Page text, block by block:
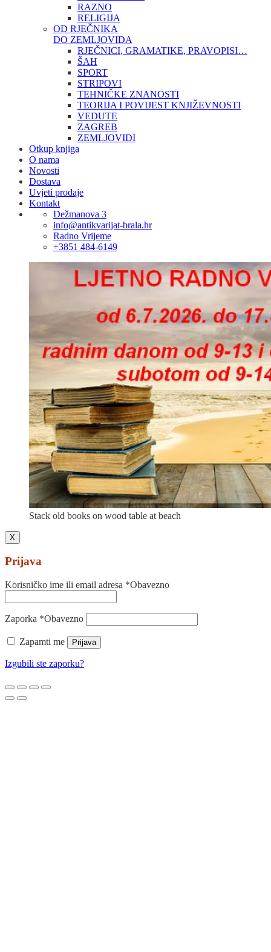
RAZNO
RELIGIJA
OD RJEČNIKA
DO ZEMLJOVIDA
RJEČNICI, GRAMATIKE, PRAVOPISI…
ŠAH
SPORT
STRIPOVI
TEHNIČKE ZNANOSTI
TEORIJA I POVIJEST KNJIŽEVNOSTI
VEDUTE
ZAGREB
ZEMLJOVIDI
Otkup knjiga
O nama
Novosti
Dostava
Uvjeti prodaje
Kontakt
Dežmanova 3
info@antikvarijat-brala.hr
Radno Vrijeme
+3851 484-6149
Stack old books on wood table at beach
X
Prijava
Korisničko ime ili email adresa *Obavezno
Zaporka *Obavezno
Zapamti me Prijava
Izgubili ste zaporku?